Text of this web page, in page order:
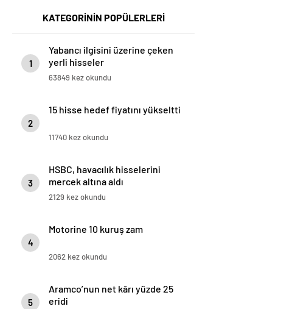
KATEGORİNİN POPÜLERLERİ
1
Yabancı ilgisini üzerine çeken
yerli hisseler
63849 kez okundu
2
15 hisse hedef fiyatını yükseltti
11740 kez okundu
3
HSBC, havacılık hisselerini
mercek altına aldı
2129 kez okundu
4
Motorine 10 kuruş zam
2062 kez okundu
5
Aramco’nun net kârı yüzde 25
eridi